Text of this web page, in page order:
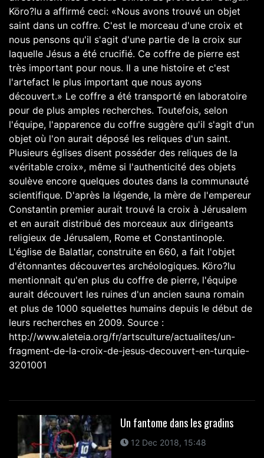
Köro?lu a affirmé ceci: «Nous avons trouvé un objet
saint dans un coffre. C'est le morceau d'une croix et
nous pensons qu'il s'agit d'une partie de la croix sur
laquelle Jésus a été crucifié. Ce coffre de pierre est
très important pour nous. Il a une histoire et c'est
l'artefact le plus important que nous ayons
découvert.» Le coffre a été transporté en laboratoire
pour de plus amples recherches. Toutefois, selon
l'équipe, l'apparence du coffre suggère qu'il s'agit d'un
objet où l'on aurait déposé les reliques d'un saint.
Plusieurs églises disent posséder des reliques de la
«véritable croix», même si l'authenticité des objets
soulève encore quelques doutes dans la communauté
scientifique. D'après la légende, la mère de l'empereur
Constantin premier aurait trouvé la croix à Jérusalem
et en aurait distribué des morceaux aux dirigeants
religieux de Jérusalem, Rome et Constantinople.
L'église de Balatlar, construite en 660, a fait l'objet
d'étonnantes découvertes archéologiques. Köro?lu
mentionnait qu'en plus du coffre de pierre, l'équipe
aurait découvert les ruines d'un ancien sauna romain
et plus de 1000 squelettes humains depuis le début de
leurs recherches en 2009. Source :
http://www.aleteia.org/fr/artsculture/actualites/un-
fragment-de-la-croix-de-jesus-decouvert-en-turquie-
3201001
Un fantome dans les gradins
12 Dec 2018, 15:48